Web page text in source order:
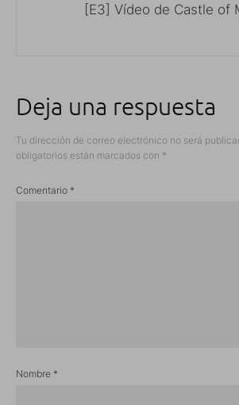
[E3] Vídeo de Castle of
Deja una respuesta
Tu dirección de correo electrónico no será
obligatorios están marcados con *
Comentario *
Nombre *